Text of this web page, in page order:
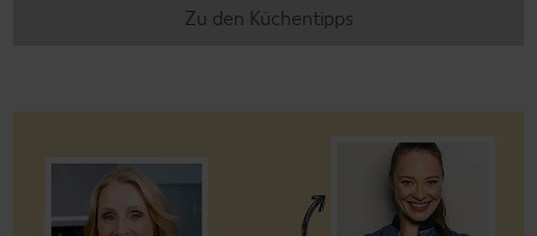
Zu den Küchentipps